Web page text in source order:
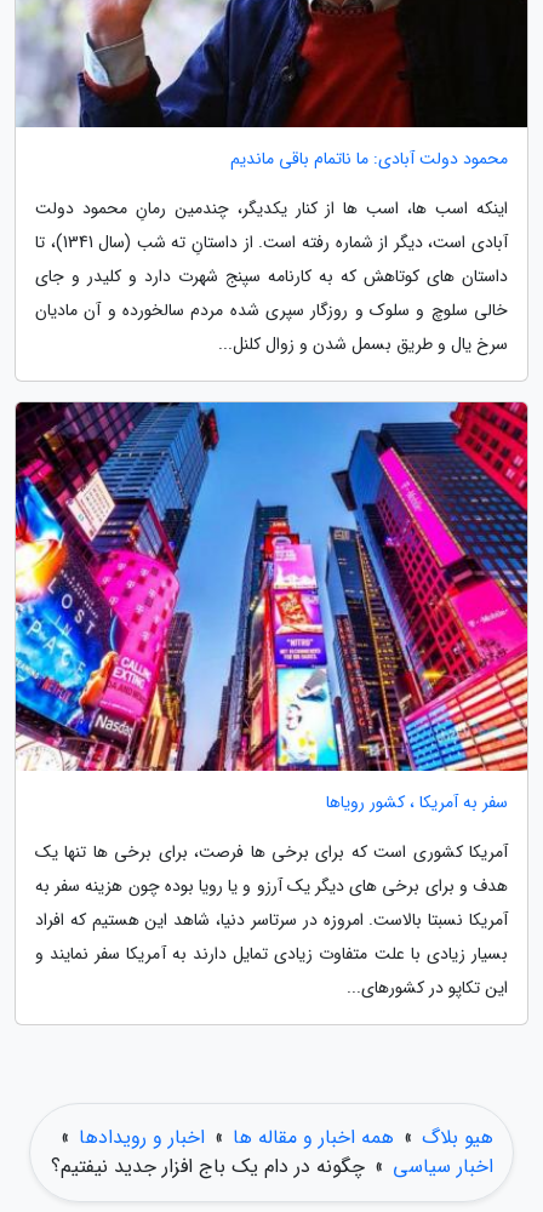
محمود دولت آبادی: ما ناتمام باقی ماندیم
اینکه اسب ها، اسب ها از کنار یکدیگر، چندمین رمانِ محمود دولت
آبادی است، دیگر از شماره رفته است. از داستانِ ته شب (سال 1341)، تا
داستان های کوتاهش که به کارنامه سپنج شهرت دارد و کلیدر و جای
خالی سلوچ و سلوک و روزگار سپری شده مردم سالخورده و آن مادیان
سرخ یال و طریق بسمل شدن و زوال کلنل...
سفر به آمریکا ، کشور رویاها
آمریکا کشوری است که برای برخی ها فرصت، برای برخی ها تنها یک
هدف و برای برخی های دیگر یک آرزو و یا رویا بوده چون هزینه سفر به
آمریکا نسبتا بالاست. امروزه در سرتاسر دنیا، شاهد این هستیم که افراد
بسیار زیادی با علت متفاوت زیادی تمایل دارند به آمریکا سفر نمایند و
این تکاپو در کشورهای...
هیو بلاگ » همه اخبار و مقاله ها » اخبار و رویدادها »
اخبار سیاسی » چگونه در دام یک باج افزار جدید نیفتیم؟